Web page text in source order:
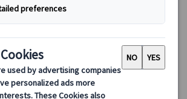
ア入場確約・事前予約済み、日本語ガイド付
ウ病院やガウディ通りの外観散策も含まれる
逆さサグラダのフォトスポットや地下博物館
EUR
詳細を見る